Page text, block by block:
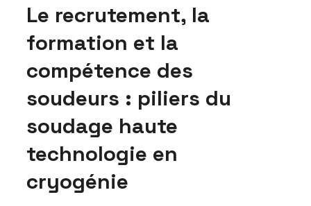
Le recrutement, la
formation et la
compétence des
soudeurs : piliers du
soudage haute
technologie en
cryogénie